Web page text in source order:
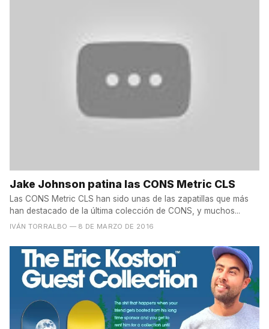
Jake Johnson patina las CONS Metric CLS
Las CONS Metric CLS han sido unas de las zapatillas que más
han destacado de la última colección de CONS, y muchos...
IVÁN TORRALBO — 8 DE MARZO DE 2016